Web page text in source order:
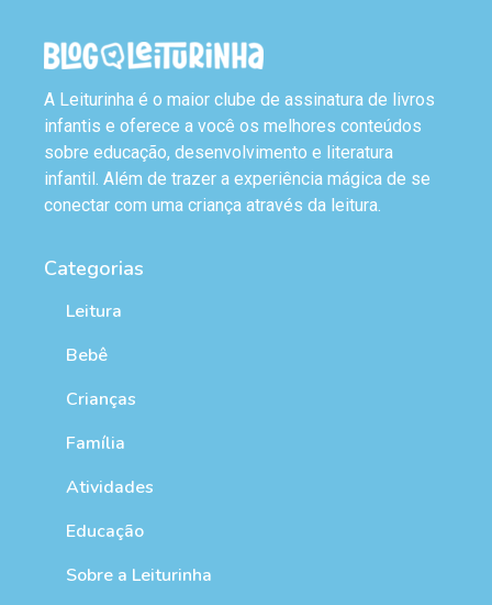
A Leiturinha é o maior clube de assinatura de livros
infantis e oferece a você os melhores conteúdos
sobre educação, desenvolvimento e literatura
infantil. Além de trazer a experiência mágica de se
conectar com uma criança através da leitura.
Categorias
Leitura
Bebê
Crianças
Família
Atividades
Educação
Sobre a Leiturinha